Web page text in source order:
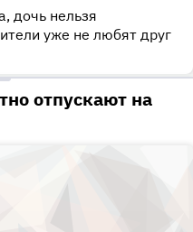
дочь нельзя
уже не любят друг
отпускают на